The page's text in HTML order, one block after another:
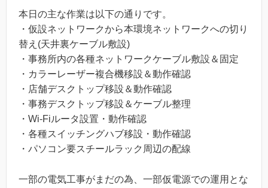
本日の主な作業は以下の通りです。
・仮設ネットワークから本環境ネットワークへの切り
替え(天井裏ケーブル敷設)
・事務所内の各種ネットワークケーブル敷設＆固定
・カラーレーザー複合機移設＆動作確認
・店舗デスクトップ移設＆動作確認
・事務デスクトップ移設＆ケーブル整理
・Wi-Fiルータ設置・動作確認
・各種スイッチングハブ移設・動作確認
・パソコン要スチールラック周辺の配線
一部の電気工事がまだの為、一部仮電源での運用とな